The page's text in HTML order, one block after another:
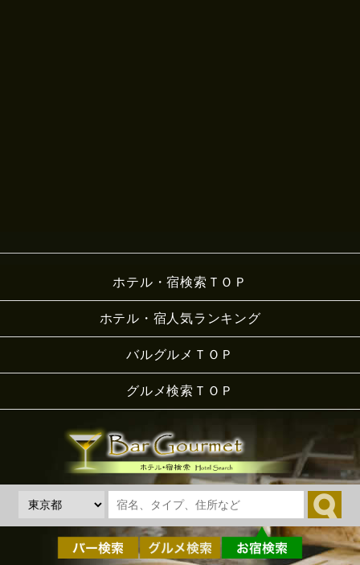
ホテル・宿検索ＴＯＰ
ホテル・宿人気ランキング
バルグルメＴＯＰ
グルメ検索ＴＯＰ